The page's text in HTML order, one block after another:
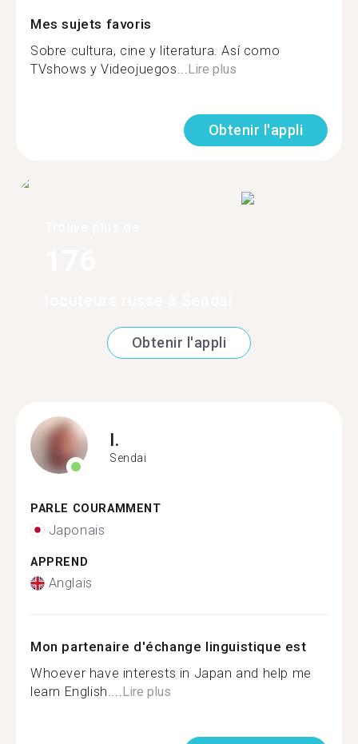
Mes sujets favoris
Sobre cultura, cine y literatura. Así como
TVshows y Videojuegos... Lire plus
Obtenir l'appli
Obtenir l'appli
I.
Sendai
PARLE COURAMMENT
Japonais
APPREND
Anglais
Mon partenaire d'échange linguistique est
Whoever have interests in Japan and help me
learn English....Lire plus